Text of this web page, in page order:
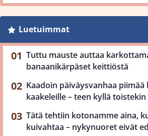
Luetuimmat
Tuttu mauste auttaa
banaanikärpäset keittiöstä
Kaadoin päiväysvanhaa
kaakeleille – teen kyllä toistekin
Tätä tehtiin kotonamme aina,
kuivahtaa – nykynuoret eivät